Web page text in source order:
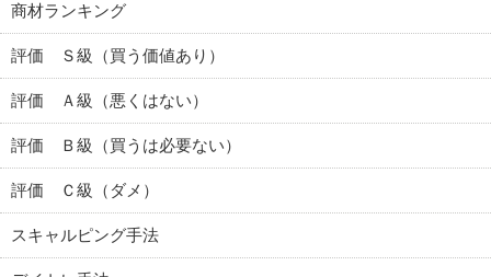
商材ランキング
評価 Ｓ級（買う価値あり）
評価 Ａ級（悪くはない）
評価 Ｂ級（買うは必要ない）
評価 Ｃ級（ダメ）
スキャルピング手法